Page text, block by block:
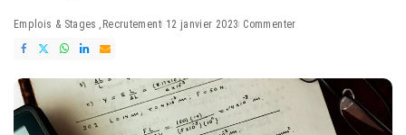
Emplois & Stages Recrutement 12 janvier 2023 Commenter